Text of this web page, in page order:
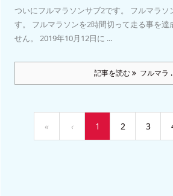
ついにフルマラソンサブ2です。 フルマラソ
す。 フルマラソンを2時間切って走る事を達
せん。 2019年10月12日に ...
記事を読む フルマラ
« ‹ 1 2 3